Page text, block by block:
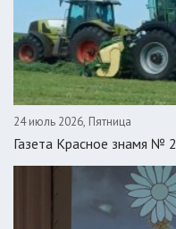
24 июль 2026, Пятница
Газета Красное знамя №